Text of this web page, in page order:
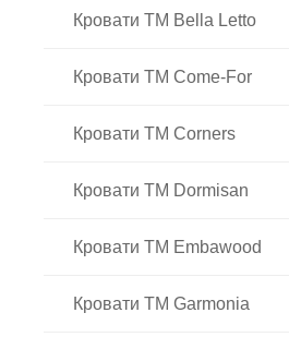
Кровати ТМ Bella Letto
Кровати ТМ Come-For
Кровати ТМ Corners
Кровати ТМ Dormisan
Кровати ТМ Embawood
Кровати ТМ Garmonia